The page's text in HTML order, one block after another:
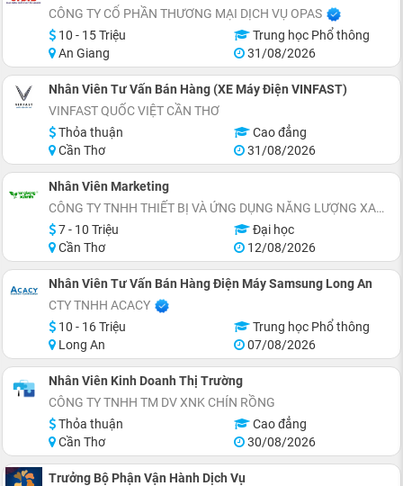
CÔNG TY CỔ PHẦN THƯƠNG MẠI DỊCH VỤ OPAS
10 - 15 Triệu
Trung học Phổ thông
An Giang
31/08/2026
Nhân Viên Tư Vấn Bán Hàng (XE Máy Điện VINFAST)
VINFAST QUỐC VIỆT CẦN THƠ
Thỏa thuận
Cao đẳng
Cần Thơ
31/08/2026
Nhân Viên Marketing
CÔNG TY TNHH THIẾT BỊ VÀ ỨNG DỤNG NĂNG LƯỢNG XANH
7 - 10 Triệu
Đại học
Cần Thơ
12/08/2026
Nhân Viên Tư Vấn Bán Hàng Điện Máy Samsung Long An
CTY TNHH ACACY
10 - 16 Triệu
Trung học Phổ thông
Long An
07/08/2026
Nhân Viên Kinh Doanh Thị Trường
CÔNG TY TNHH TM DV XNK CHÍN RỒNG
Thỏa thuận
Cao đẳng
Cần Thơ
30/08/2026
Trưởng Bộ Phận Vận Hành Dịch Vụ